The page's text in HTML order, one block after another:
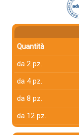
Quantità
da 2 pz.
da 4 pz.
da 8 pz.
da 12 pz.